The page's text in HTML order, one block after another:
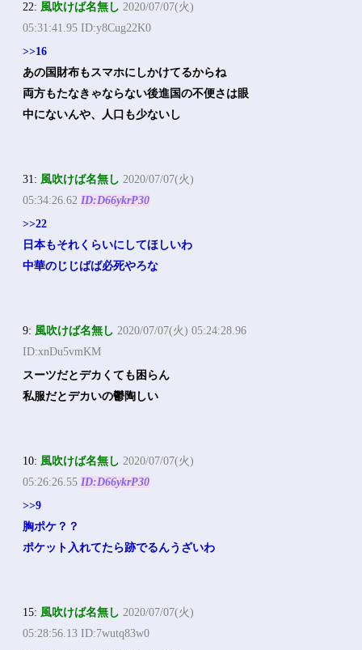
22: 風吹けば名無し 2020/07/07(火)
05:31:41.95 ID:y8Cug22K0
>>16
あの国財布もスマホにしかけてるからね
両方もたなきゃならない後進国の不便さは眼
中にないんや、人口も少ないし
31: 風吹けば名無し 2020/07/07(火)
05:34:26.62ID:D66ykrP30
>>22
日本もそれくらいにしてほしいわ
中華のじじばば必死やろな
9: 風吹けば名無し 2020/07/07(火) 05:24:28.96
ID:xnDu5vmKM
スーツだとデカくても困らん
私服だとデカいの鬱陶しい
10: 風吹けば名無し 2020/07/07(火)
05:26:26.55ID:D66ykrP30
>>9
胸ポケ？？
ポケット入れてたら跡でるんうざいわ
15: 風吹けば名無し 2020/07/07(火)
05:28:56.13 ID:7wutq83w0